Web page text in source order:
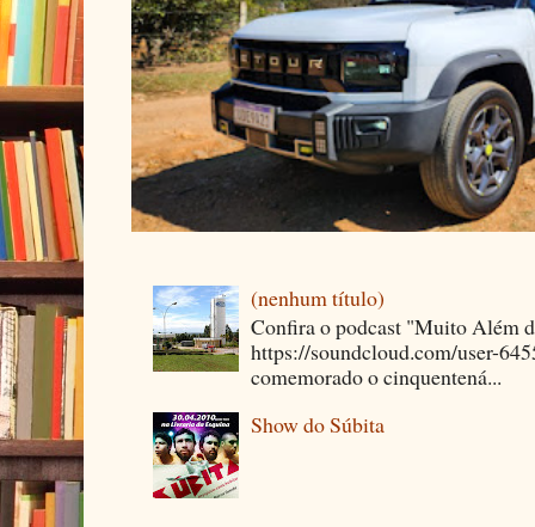
(nenhum título)
Confira o podcast "Muito Além
https://soundcloud.com/user-
comemorado o cinquentená...
Show do Súbita